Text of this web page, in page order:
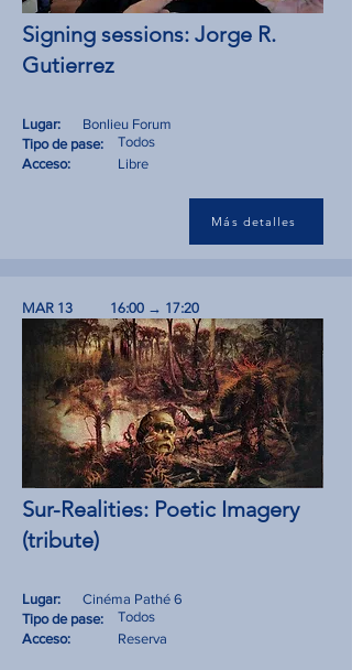
Signing sessions: Jorge R.
Gutierrez
Lugar:
Tipo de pase:
Bonlieu Forum
Todos
Acceso:
Libre
Más detalles
MAR 13 16:00 → 17:20
Sur-Realities: Poetic Imagery
(tribute)
Lugar:
Tipo de pase:
Cinéma Pathé 6
Todos
Acceso:
Reserva